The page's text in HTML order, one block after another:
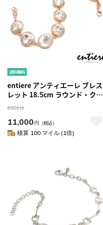
entiere アンティエーレ ブレス
レット 18.5cm ラウンド・クリ
スタルガラス クリア シルバー
925 ピンクゴールドメッキ レデ
ィース イタリア製
entiere
11,000 円 （税込）
積算 100 マイル (1倍)